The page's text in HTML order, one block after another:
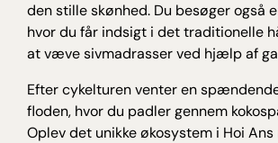
den stille skønhed. Du besøger også
hvor du får indsigt i det traditionelle
at væve sivmadrasser ved hjælp af
Efter cykelturen venter en
floden, hvor du padler gennem
Oplev det unikke økosystem i Hoi Ans